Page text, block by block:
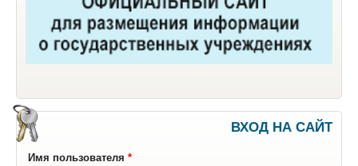
ВХОД НА САЙТ
Имя пользователя *